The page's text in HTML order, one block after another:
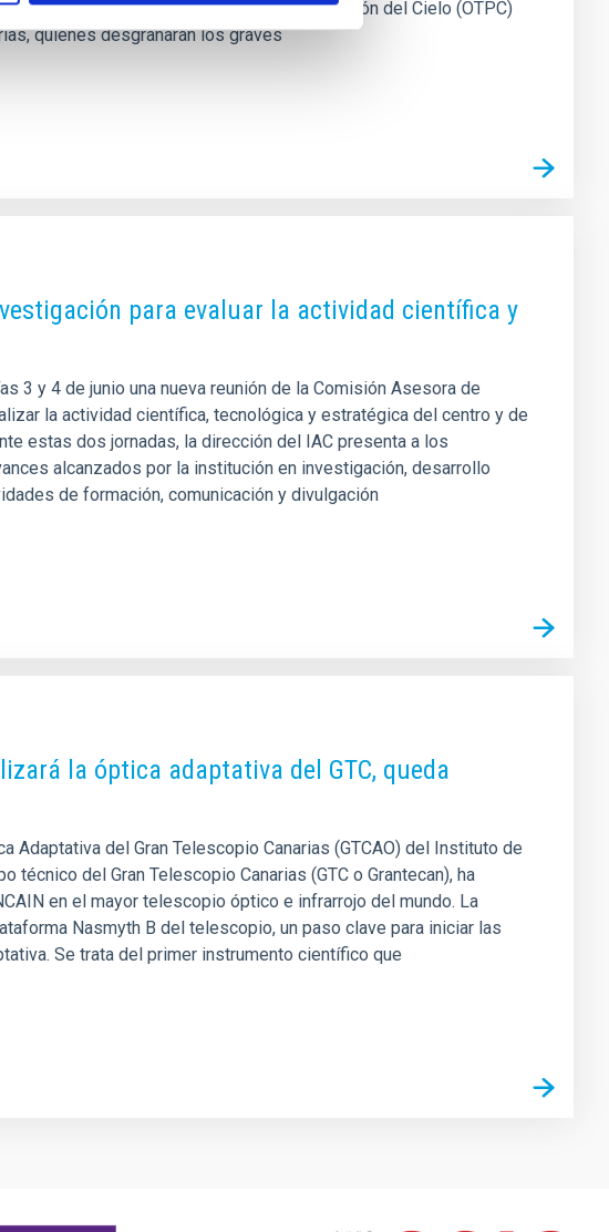
técnico de la Oficina Técnica de Protección del Cielo (OTPC)
quienes desgranarán los graves
para evaluar la actividad científica y
3 y 4 de junio una nueva reunión de la Comisión Asesora de
la actividad científica, tecnológica y estratégica del centro y de
estas dos jornadas, la dirección del IAC presenta a los
alcanzados por la institución en investigación, desarrollo
de formación, comunicación y divulgación
la óptica adaptativa del GTC, queda
del Gran Telescopio Canarias (GTCAO) del Instituto de
del Gran Telescopio Canarias (GTC o Grantecan), ha
en el mayor telescopio óptico e infrarrojo del mundo. La
Nasmyth B del telescopio, un paso clave para iniciar las
Se trata del primer instrumento científico que